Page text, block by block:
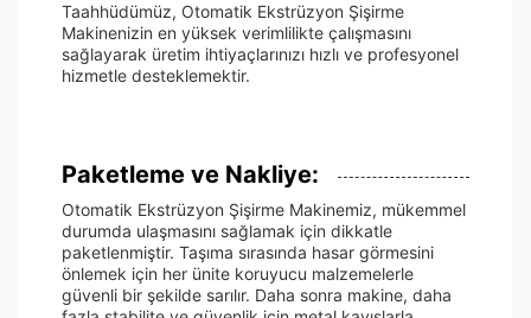
Taahhüdümüz, Otomatik Ekstrüzyon Şişirme
Makinenizin en yüksek verimlilikte çalışmasını
sağlayarak üretim ihtiyaçlarınızı hızlı ve profesyonel
hizmetle desteklemektir.
Paketleme ve Nakliye:
Otomatik Ekstrüzyon Şişirme Makinemiz, mükemmel
durumda ulaşmasını sağlamak için dikkatle
paketlenmiştir. Taşıma sırasında hasar görmesini
önlemek için her ünite koruyucu malzemelerle
güvenli bir şekilde sarılır. Daha sonra makine, daha